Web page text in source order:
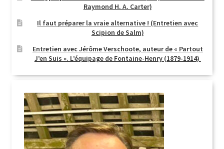
Raymond H. A. Carter)
Il faut préparer la vraie alternative ! (Entretien avec
Scipion de Salm)
Entretien avec Jérôme Verschoote, auteur de « Partout
J’en Suis ». L’équipage de Fontaine-Henry (1879-1914)